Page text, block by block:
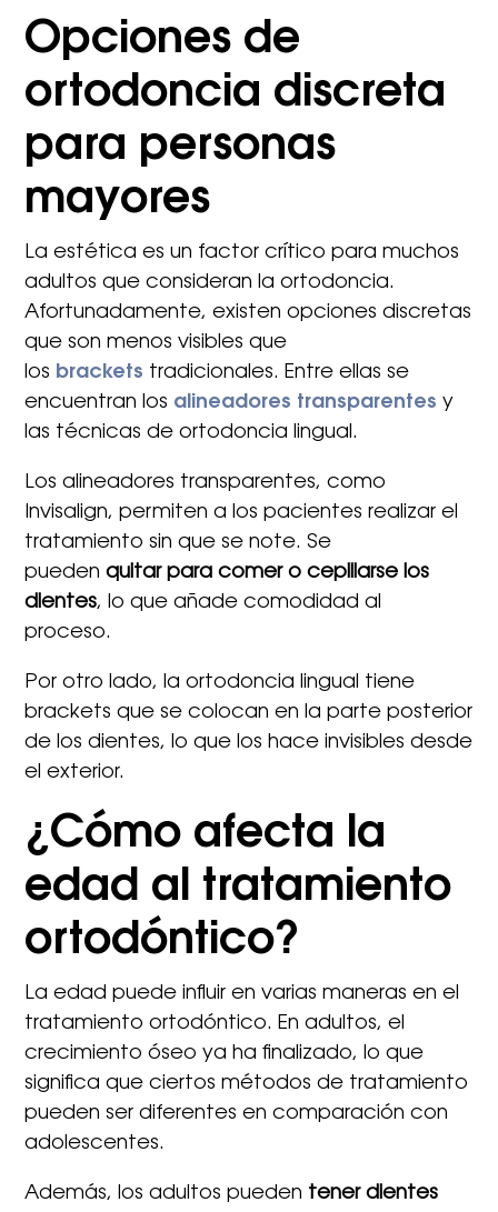
Opciones de
ortodoncia discreta
para personas
mayores
La estética es un factor crítico para muchos
adultos que consideran la ortodoncia.
Afortunadamente, existen opciones discretas
que son menos visibles que
los brackets tradicionales. Entre ellas se
encuentran los alineadores transparentes y
las técnicas de ortodoncia lingual.
Los alineadores transparentes, como
Invisalign, permiten a los pacientes realizar el
tratamiento sin que se note. Se
pueden quitar para comer o cepillarse los
dientes, lo que añade comodidad al
proceso.
Por otro lado, la ortodoncia lingual tiene
brackets que se colocan en la parte posterior
de los dientes, lo que los hace invisibles desde
el exterior.
¿Cómo afecta la
edad al tratamiento
ortodóntico?
La edad puede influir en varias maneras en el
tratamiento ortodóntico. En adultos, el
crecimiento óseo ya ha finalizado, lo que
significa que ciertos métodos de tratamiento
pueden ser diferentes en comparación con
adolescentes.
Además, los adultos pueden tener dientes